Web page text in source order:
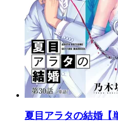
夏目アラタの結婚【